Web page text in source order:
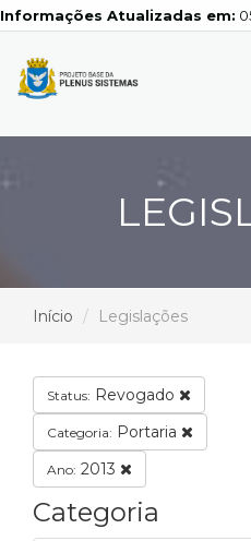
Atualizadas em:
Início Legislações
Status: Revogado
Categoria: Portaria
Ano: 2013
Categoria